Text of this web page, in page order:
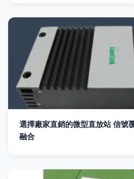
選擇廠家直銷的微型直放站 信號
融合